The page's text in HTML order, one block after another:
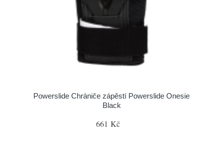
Powerslide Chrániče zápěstí Powerslide Onesie
Black
661 Kč